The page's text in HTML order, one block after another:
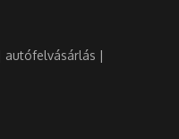
autófelvásárlás |